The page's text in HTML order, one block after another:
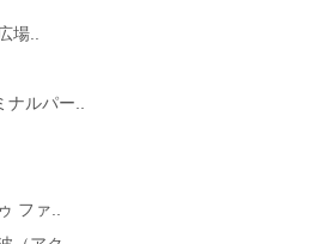
場..
ルパー..
ファ..